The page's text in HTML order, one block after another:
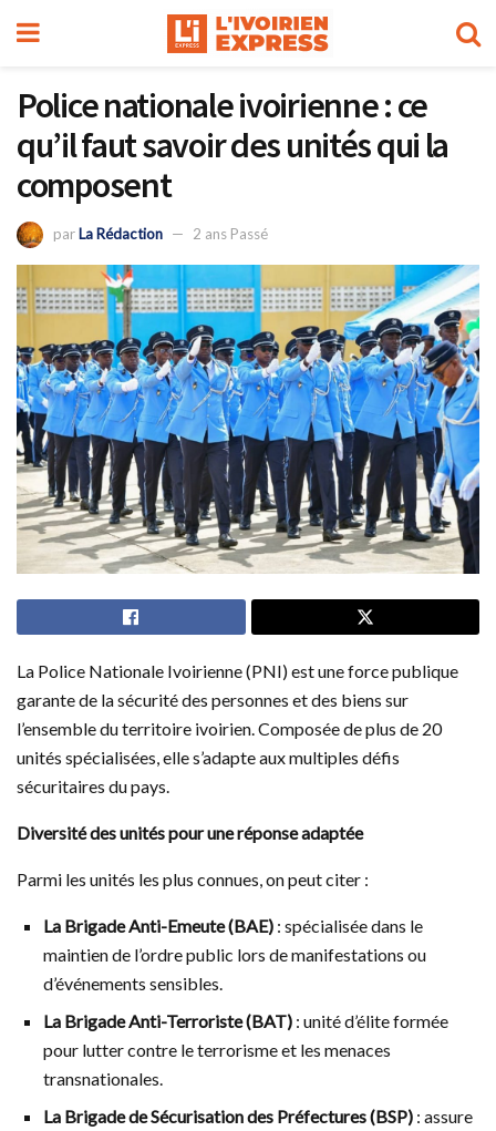
Police nationale ivoirienne : ce
qu’il faut savoir des unités qui la
composent
parLa Rédaction 2 ans Passé
La Police Nationale Ivoirienne (PNI) est une force publique
garante de la sécurité des personnes et des biens sur
l’ensemble du territoire ivoirien. Composée de plus de 20
unités spécialisées, elle s’adapte aux multiples défis
sécuritaires du pays.
Diversité des unités pour une réponse adaptée
Parmi les unités les plus connues, on peut citer :
La Brigade Anti-Emeute (BAE) : spécialisée dans le
maintien de l’ordre public lors de manifestations ou
d’événements sensibles.
La Brigade Anti-Terroriste (BAT) : unité d’élite formée
pour lutter contre le terrorisme et les menaces
transnationales.
La Brigade de Sécurisation des Préfectures (BSP) : assure